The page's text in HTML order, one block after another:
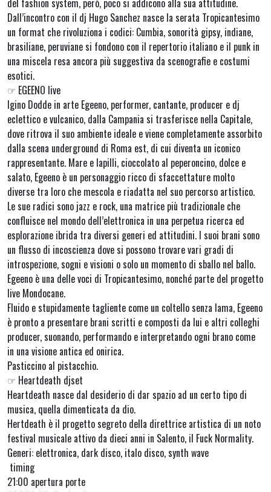
del fashion system, però, poco si addicono alla sua attitudine.
Dall’incontro con il dj Hugo Sanchez nasce la serata Tropicantesimo
un format che rivoluziona i codici: Cumbia, sonorità gipsy, indiane,
brasiliane, peruviane si fondono con il repertorio italiano e il punk in
una miscela resa ancora più suggestiva da scenografie e costumi
esotici.
☞ EGEENO live
Igino Dodde in arte Egeeno, performer, cantante, producer e dj
eclettico e vulcanico, dalla Campania si trasferisce nella Capitale,
dove ritrova il suo ambiente ideale e viene completamente assorbito
dalla scena underground di Roma est, di cui diventa un iconico
rappresentante. Mare e lapilli, cioccolato al peperoncino, dolce e
salato, Egeeno è un personaggio ricco di sfaccettature molto
diverse tra loro che mescola e riadatta nel suo percorso artistico.
Le sue radici sono jazz e rock, una matrice più tradizionale che
confluisce nel mondo dell’elettronica in una perpetua ricerca ed
esplorazione ibrida tra diversi generi ed attitudini. I suoi brani sono
un flusso di incoscienza dove si possono trovare vari gradi di
introspezione, sogni e visioni o solo un momento di sballo nel ballo.
Egeeno è una delle voci di Tropicantesimo, nonché parte del progetto
live Mondocane.
Fluido e stupidamente tagliente come un coltello senza lama, Egeeno
è pronto a presentare brani scritti e composti da lui e altri colleghi
producer, suonando, performando e interpretando ogni brano come
in una visione antica ed onirica.
Pasticcino al pistacchio.
☞ Heartdeath djset
Heartdeath nasce dal desiderio di dar spazio ad un certo tipo di
musica, quella dimenticata da dio.
Hertdeath è il progetto segreto della direttrice artistica di un noto
festival musicale attivo da dieci anni in Salento, il Fuck Normality.
Generi: elettronica, dark disco, italo disco, synth wave
timing
21:00 apertura porte